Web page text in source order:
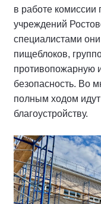
в работе комиссии
учреждений
специалистами
пищеблоков,
противопожарную
безопасность. Во
полным ходом
благоустройству.